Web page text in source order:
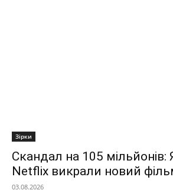
Зірки
Скандал на 105 мільйонів:
Netflix викрали новий
03.08.2026